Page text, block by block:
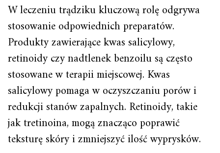
W leczeniu trądziku kluczową rolę odgrywa
stosowanie odpowiednich preparatów.
Produkty zawierające kwas salicylowy,
retinoidy czy nadtlenek benzoilu są często
stosowane w terapii miejscowej. Kwas
salicylowy pomaga w oczyszczaniu porów i
redukcji stanów zapalnych. Retinoidy, takie
jak tretinoina, mogą znacząco poprawić
teksturę skóry i zmniejszyć ilość wyprysków.